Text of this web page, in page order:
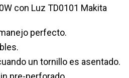
con Luz TD0101 Makita
perfecto.
un tornillo es asentado.